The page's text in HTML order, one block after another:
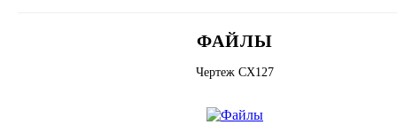
ФАЙЛЫ
Чертеж CX127